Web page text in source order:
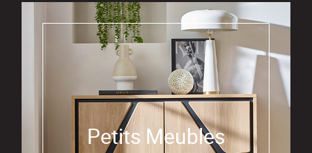
Petits Meubles